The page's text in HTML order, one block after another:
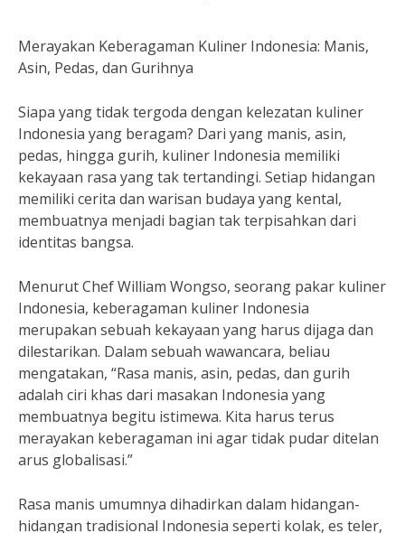
Merayakan Keberagaman Kuliner Indonesia: Manis,
Asin, Pedas, dan Gurihnya
Siapa yang tidak tergoda dengan kelezatan kuliner
Indonesia yang beragam? Dari yang manis, asin,
pedas, hingga gurih, kuliner Indonesia memiliki
kekayaan rasa yang tak tertandingi. Setiap hidangan
memiliki cerita dan warisan budaya yang kental,
membuatnya menjadi bagian tak terpisahkan dari
identitas bangsa.
Menurut Chef William Wongso, seorang pakar kuliner
Indonesia, keberagaman kuliner Indonesia
merupakan sebuah kekayaan yang harus dijaga dan
dilestarikan. Dalam sebuah wawancara, beliau
mengatakan, “Rasa manis, asin, pedas, dan gurih
adalah ciri khas dari masakan Indonesia yang
membuatnya begitu istimewa. Kita harus terus
merayakan keberagaman ini agar tidak pudar ditelan
arus globalisasi.”
Rasa manis umumnya dihadirkan dalam hidangan-
hidangan tradisional Indonesia seperti kolak, es teler,